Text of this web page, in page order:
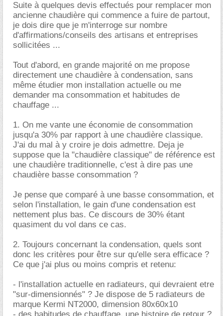
Suite à quelques devis effectués pour remplacer mon
ancienne chaudière qui commence a fuire de partout,
je dois dire que je m'interroge sur nombre
d'affirmations/conseils des artisans et entreprises
sollicitées ...
Tout d'abord, en grande majorité on me propose
directement une chaudière à condensation, sans
même étudier mon installation actuelle ou me
demander ma consommation et habitudes de
chauffage ...
1. On me vante une économie de consommation
jusqu'a 30% par rapport à une chaudière classique.
J'ai du mal à y croire je dois admettre. Deja je
suppose que la "chaudière classique" de référence est
une chaudière traditionnelle, c'est à dire pas une
chaudière basse consommation ?
Je pense que comparé à une basse consommation, et
selon l'installation, le gain d'une condensation est
nettement plus bas. Ce discours de 30% étant
quasiment du vol dans ce cas.
2. Toujours concernant la condensation, quels sont
donc les critères pour être sur qu'elle sera efficace ?
Ce que j'ai plus ou moins compris et retenu:
- l'installation actuelle en radiateurs, qui devraient etre
"sur-dimensionnés" ? Je dispose de 5 radiateurs de
marque Kermi NT2000, dimension 80x60x10